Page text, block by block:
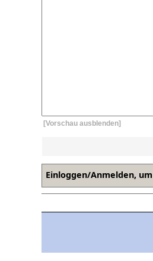
[Vorschau ausblenden]